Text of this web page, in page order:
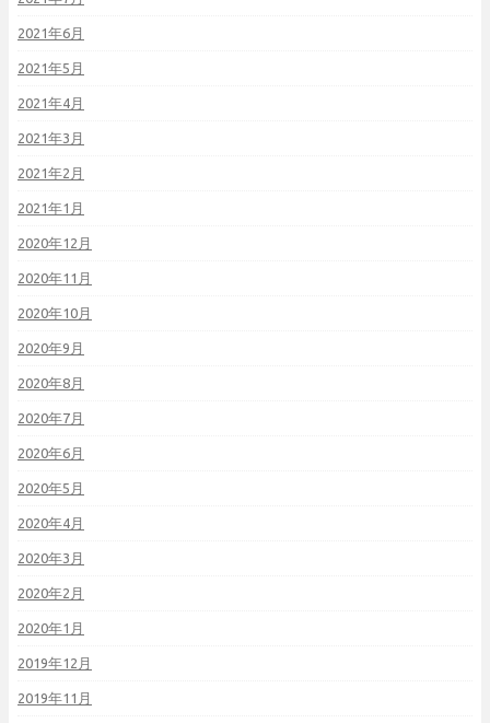
2021年6月
2021年5月
2021年4月
2021年3月
2021年2月
2021年1月
2020年12月
2020年11月
2020年10月
2020年9月
2020年8月
2020年7月
2020年6月
2020年5月
2020年4月
2020年3月
2020年2月
2020年1月
2019年12月
2019年11月